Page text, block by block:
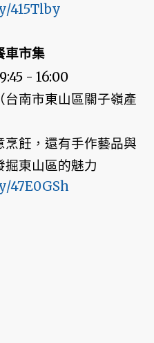
415Tlby
車市集
- 16:00
台南市東山區關子嶺產
烹飪，還有手作藝品與
掘東山區的魅力
47E0GSh